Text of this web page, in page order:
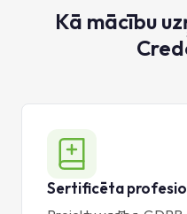
Kā mācību
Sertificēta